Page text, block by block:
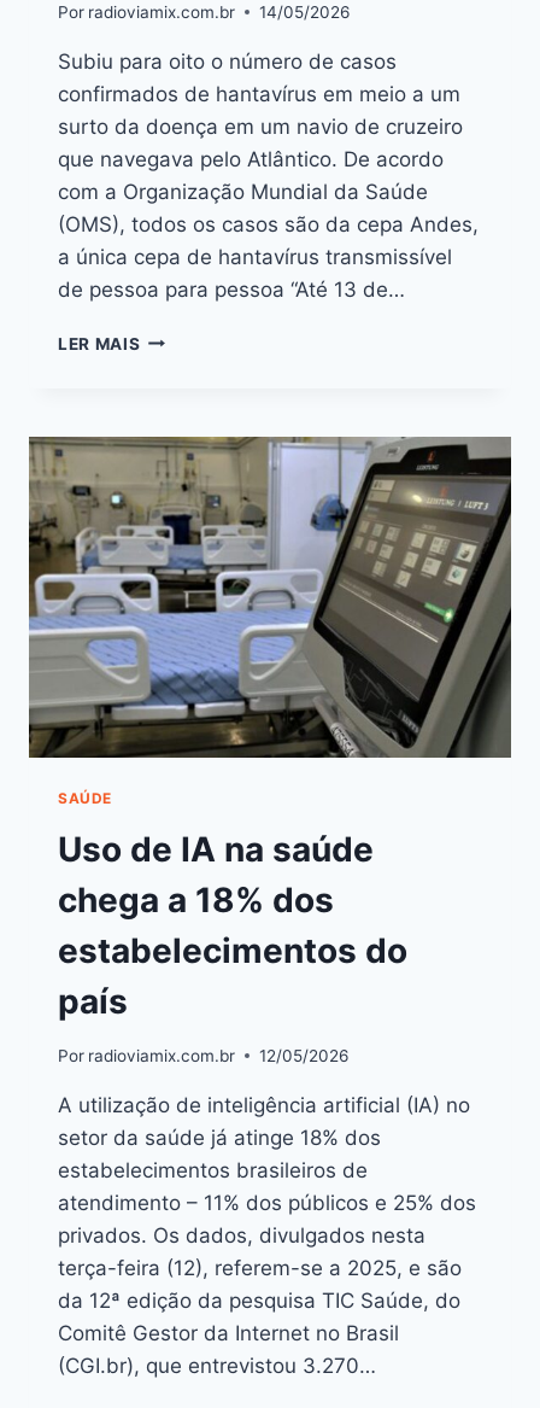
Por radioviamix.com.br 14/05/2026
Subiu para oito o número de casos
confirmados de hantavírus em meio a um
surto da doença em um navio de cruzeiro
que navegava pelo Atlântico. De acordo
com a Organização Mundial da Saúde
(OMS), todos os casos são da cepa Andes,
a única cepa de hantavírus transmissível
de pessoa para pessoa “Até 13 de…
LER MAIS
SAÚDE
Uso de IA na saúde
chega a 18% dos
estabelecimentos do
país
Por radioviamix.com.br 12/05/2026
A utilização de inteligência artificial (IA) no
setor da saúde já atinge 18% dos
estabelecimentos brasileiros de
atendimento – 11% dos públicos e 25% dos
privados. Os dados, divulgados nesta
terça-feira (12), referem-se a 2025, e são
da 12ª edição da pesquisa TIC Saúde, do
Comitê Gestor da Internet no Brasil
(CGI.br), que entrevistou 3.270…